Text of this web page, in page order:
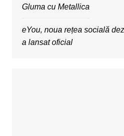
Gluma cu Metallica
eYou, noua rețea socială
a lansat oficial